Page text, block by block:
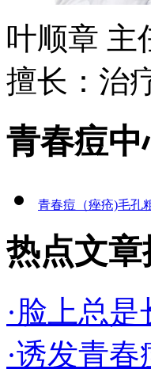
叶顺章 主
擅长：治
青春痘中
青春痘（痤疮)毛孔
热点文章
·脸上总
·诱发青春